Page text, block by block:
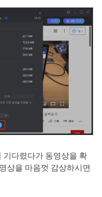
기다렸다가 동영상을 확
상을 마음껏 감상하시면